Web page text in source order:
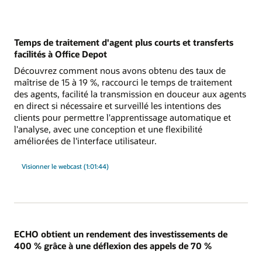
Temps de traitement d'agent plus courts et transferts
facilités à Office Depot
Découvrez comment nous avons obtenu des taux de
maîtrise de 15 à 19 %, raccourci le temps de traitement
des agents, facilité la transmission en douceur aux agents
en direct si nécessaire et surveillé les intentions des
clients pour permettre l'apprentissage automatique et
l'analyse, avec une conception et une flexibilité
améliorées de l'interface utilisateur.
Visionner le webcast (1:01:44)
ECHO obtient un rendement des investissements de
400 % grâce à une déflexion des appels de 70 %